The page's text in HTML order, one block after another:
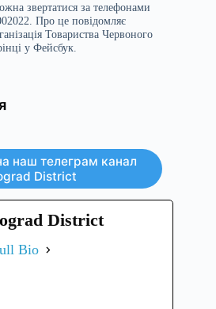
звертатися за телефонами
Про це повідомляє
Товариства Червоного
у Фейсбук.
наш телеграм канал
District
District
Bio